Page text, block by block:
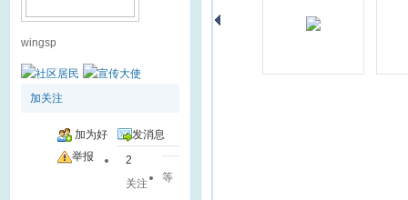
wingsp
加关注
加为好
友
发消息
举报
2
关注
等